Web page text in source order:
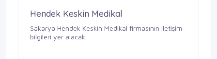
Hendek Keskin Medikal
Sakarya Hendek Keskin Medikal firmasının iletişim
bilgileri yer alacak